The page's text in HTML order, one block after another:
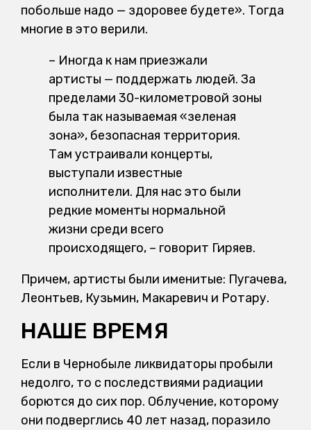
побольше надо — здоровее будете». Тогда
многие в это верили.
– Иногда к нам приезжали
артисты — поддержать людей. За
пределами 30-километровой зоны
была так называемая «зеленая
зона», безопасная территория.
Там устраивали концерты,
выступали известные
исполнители. Для нас это были
редкие моменты нормальной
жизни среди всего
происходящего, – говорит Гиряев.
Причем, артисты были именитые: Пугачева,
Леонтьев, Кузьмин, Макаревич и Ротару.
НАШЕ ВРЕМЯ
Если в Чернобыле ликвидаторы пробыли
недолго, то с последствиями радиации
борются до сих пор. Облучение, которому
они подверглись 40 лет назад, поразило